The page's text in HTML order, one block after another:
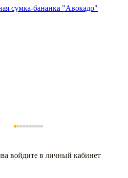
сумка-бананка "Авокадо"
войдите в личный кабинет